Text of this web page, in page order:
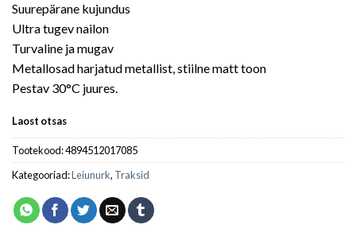
Suurepärane kujundus
Ultra tugev nailon
Turvaline ja mugav
Metallosad harjatud metallist, stiilne matt toon
Pestav 30°C juures.
Laost otsas
Tootekood:4894512017085
Kategooriad:Leiunurk, Traksid